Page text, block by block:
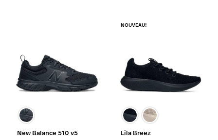
New Balance 510 v5
NOUVEAU!
Lila Breez